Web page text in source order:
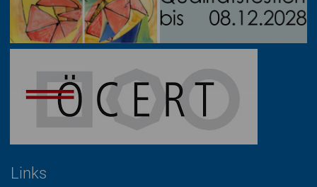
Links